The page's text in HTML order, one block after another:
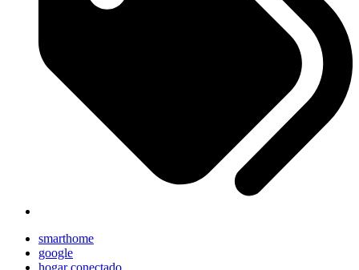
smarthome
google
hogar conectado